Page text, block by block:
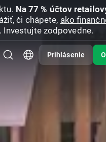
Na 77 % účtov
či chápete, ako
Investujte zodpovedne.
Prihlásenie